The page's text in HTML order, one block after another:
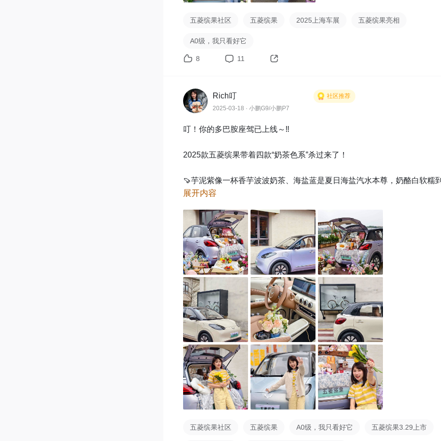
五菱缤果社区 五菱缤果 2025上海车展 五菱缤果亮相
A0级，我只看好它
8 11
Rich叮
社区推荐
2025-03-18 · 小鹏G9/小鹏P7
叮！你的多巴胺座驾已上线～‼️
2025款五菱缤果带着四款“奶茶色系”杀过来了！
🍠芋泥紫像一杯香芋波波奶茶、海盐蓝是夏日海盐汽水本尊，奶酪白软糯
一口，奶咖白温柔到心坎里～
黑科技帮你治好停车恐惧症
新手恐惧不存在的！缤果25款360全景影像，上帝视角一键开启盲区都看
楚楚～✨ 这个价位配置全景360的真的屈指可数了
复杂车位？窄路会车？新手秒变老司机！智能泊车精准识别车位及障碍物
多视角切换与动态引导线，复杂车位也能轻松泊入
辆周边实景，支持手势缩放与视角调整，狭窄路段通行更从容，妈妈👧🏻
用担心我的停车了
内饰才是隐藏彩蛋😎
复古圆方向盘+焦糖咖拼色中控，瞬间穿越90年代咖啡馆☕️～25款浮岛式
手台，上层塞奶茶/手机，下层藏口红/耳机，女生的零零碎碎全包圆！怀挡
计，单手换挡超酷，手残党也能秒变秋名山车神（不是）！
空间魔法一键开启😘
后排座椅一放倒，后备箱秒变“搬家小能手”！露营装备/宠物推车/沃尔玛囤
展开内容
五菱缤果社区 五菱缤果 A0级，我只看好它 五菱缤果3.29上市